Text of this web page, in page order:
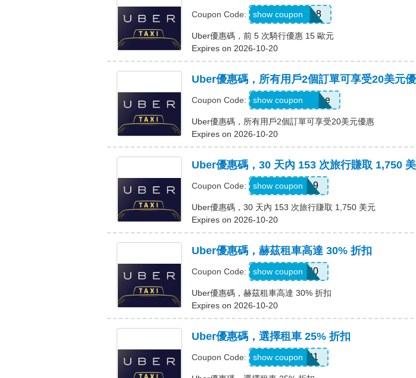
Coupon Code: ctn3zg17emu8
show coupon
Uber優惠碼，前 5 次騎行優惠 15 歐元
Expires on 2026-10-20
Uber優惠碼，所有用戶2個訂單可享受20美元
Coupon Code: eats-terrij1300ue
show coupon
Uber優惠碼，所有用戶2個訂單可享受20美元優惠
Expires on 2026-10-20
Uber優惠碼，30 天內 153 次旅行賺取 1,750
Coupon Code: pm8sgn9
show coupon
Uber優惠碼，30 天內 153 次旅行賺取 1,750 美元
Expires on 2026-10-20
Uber優惠碼，赫茲租車高達 30% 折扣
Coupon Code: 2281920
show coupon
Uber優惠碼，赫茲租車高達 30% 折扣
Expires on 2026-10-20
Uber優惠碼，選擇租車 25% 折扣
Coupon Code: A519321
show coupon